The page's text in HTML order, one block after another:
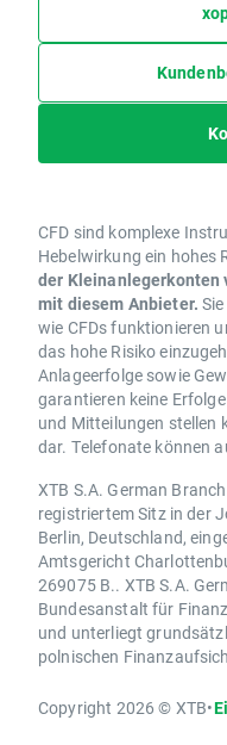
CFD sind komplexe
Hebelwirkung ein hohes
der Kleinanlegerkonten
mit diesem Anbieter.
wie CFDs funktionieren
das hohe Risiko
Anlageerfolge sowie
garantieren keine
und Mitteilungen stellen
dar. Telefonate können
XTB S.A. German
registriertem Sitz in der
Berlin, Deutschland,
Amtsgericht
269075 B.. XTB S.A.
Bundesanstalt für
und unterliegt
polnischen
Copyright 2026 © XTB•